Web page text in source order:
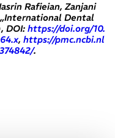
Rafieian, Zanjani
Dental
DOI: https://doi.org/10.
, https://pmc.ncbi.nl
.